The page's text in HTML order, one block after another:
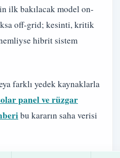
ilk bakılacak model on-
off-grid; kesinti, kritik
hibrit sistem
farklı yedek kaynaklarla
panel ve rüzgar
bu kararın saha verisi